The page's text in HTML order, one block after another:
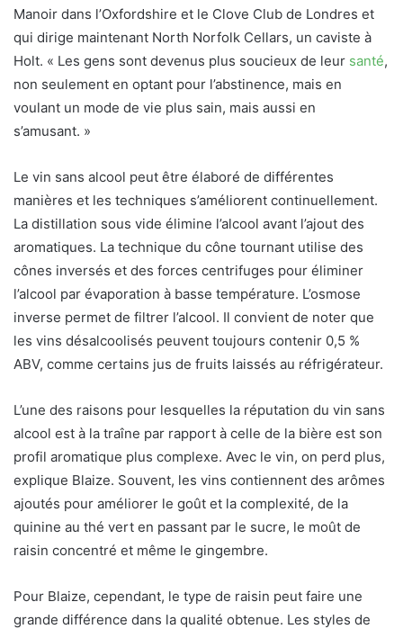
Manoir dans l’Oxfordshire et le Clove Club de Londres et
qui dirige maintenant North Norfolk Cellars, un caviste à
Holt. « Les gens sont devenus plus soucieux de leur santé,
non seulement en optant pour l’abstinence, mais en
voulant un mode de vie plus sain, mais aussi en
s’amusant. »
Le vin sans alcool peut être élaboré de différentes
manières et les techniques s’améliorent continuellement.
La distillation sous vide élimine l’alcool avant l’ajout des
aromatiques. La technique du cône tournant utilise des
cônes inversés et des forces centrifuges pour éliminer
l’alcool par évaporation à basse température. L’osmose
inverse permet de filtrer l’alcool. Il convient de noter que
les vins désalcoolisés peuvent toujours contenir 0,5 %
ABV, comme certains jus de fruits laissés au réfrigérateur.
L’une des raisons pour lesquelles la réputation du vin sans
alcool est à la traîne par rapport à celle de la bière est son
profil aromatique plus complexe. Avec le vin, on perd plus,
explique Blaize. Souvent, les vins contiennent des arômes
ajoutés pour améliorer le goût et la complexité, de la
quinine au thé vert en passant par le sucre, le moût de
raisin concentré et même le gingembre.
Pour Blaize, cependant, le type de raisin peut faire une
grande différence dans la qualité obtenue. Les styles de